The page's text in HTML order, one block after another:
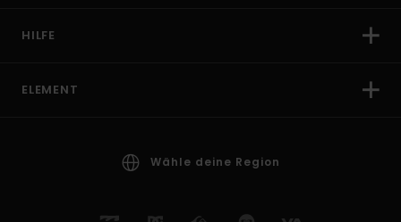
HILFE
ELEMENT
Wähle deine Region